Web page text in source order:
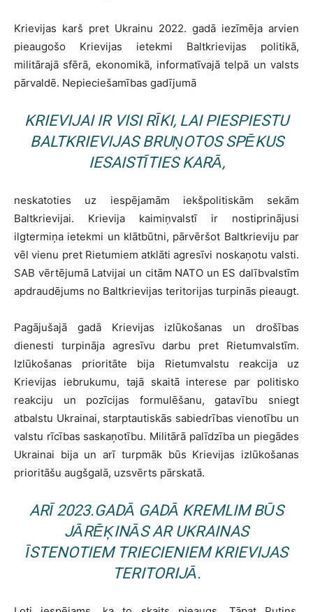
Krievijas karš pret Ukrainu 2022. gadā iezīmēja arvien
pieaugošo Krievijas ietekmi Baltkrievijas politikā,
militārajā sfērā, ekonomikā, informatīvajā telpā un valsts
pārvaldē. Nepieciešamības gadījumā
KRIEVIJAI IR VISI RĪKI, LAI PIESPIESTU
BALTKRIEVIJAS BRUŅOTOS SPĒKUS
IESAISTĪTIES KARĀ,
neskatoties uz iespējamām iekšpolitiskām sekām
Baltkrievijai. Krievija kaimiņvalstī ir nostiprinājusi
ilgtermiņa ietekmi un klātbūtni, pārvēršot Baltkrieviju par
vēl vienu pret Rietumiem atklāti agresīvi noskaņotu valsti.
SAB vērtējumā Latvijai un citām NATO un ES dalībvalstīm
apdraudējums no Baltkrievijas teritorijas turpinās pieaugt.
Pagājušajā gadā Krievijas izlūkošanas un drošības
dienesti turpināja agresīvu darbu pret Rietumvalstīm.
Izlūkošanas prioritāte bija Rietumvalstu reakcija uz
Krievijas iebrukumu, tajā skaitā interese par politisko
reakciju un pozīcijas formulēšanu, gatavību sniegt
atbalstu Ukrainai, starptautiskās sabiedrības vienotību un
valstu rīcības saskaņotību. Militārā palīdzība un piegādes
Ukrainai bija un arī turpmāk būs Krievijas izlūkošanas
prioritāšu augšgalā, uzsvērts pārskatā.
ARĪ 2023.GADĀ GADĀ KREMLIM BŪS
JĀRĒĶINĀS AR UKRAINAS
ĪSTENOTIEM TRIECIENIEM KRIEVIJAS
TERITORIJĀ.